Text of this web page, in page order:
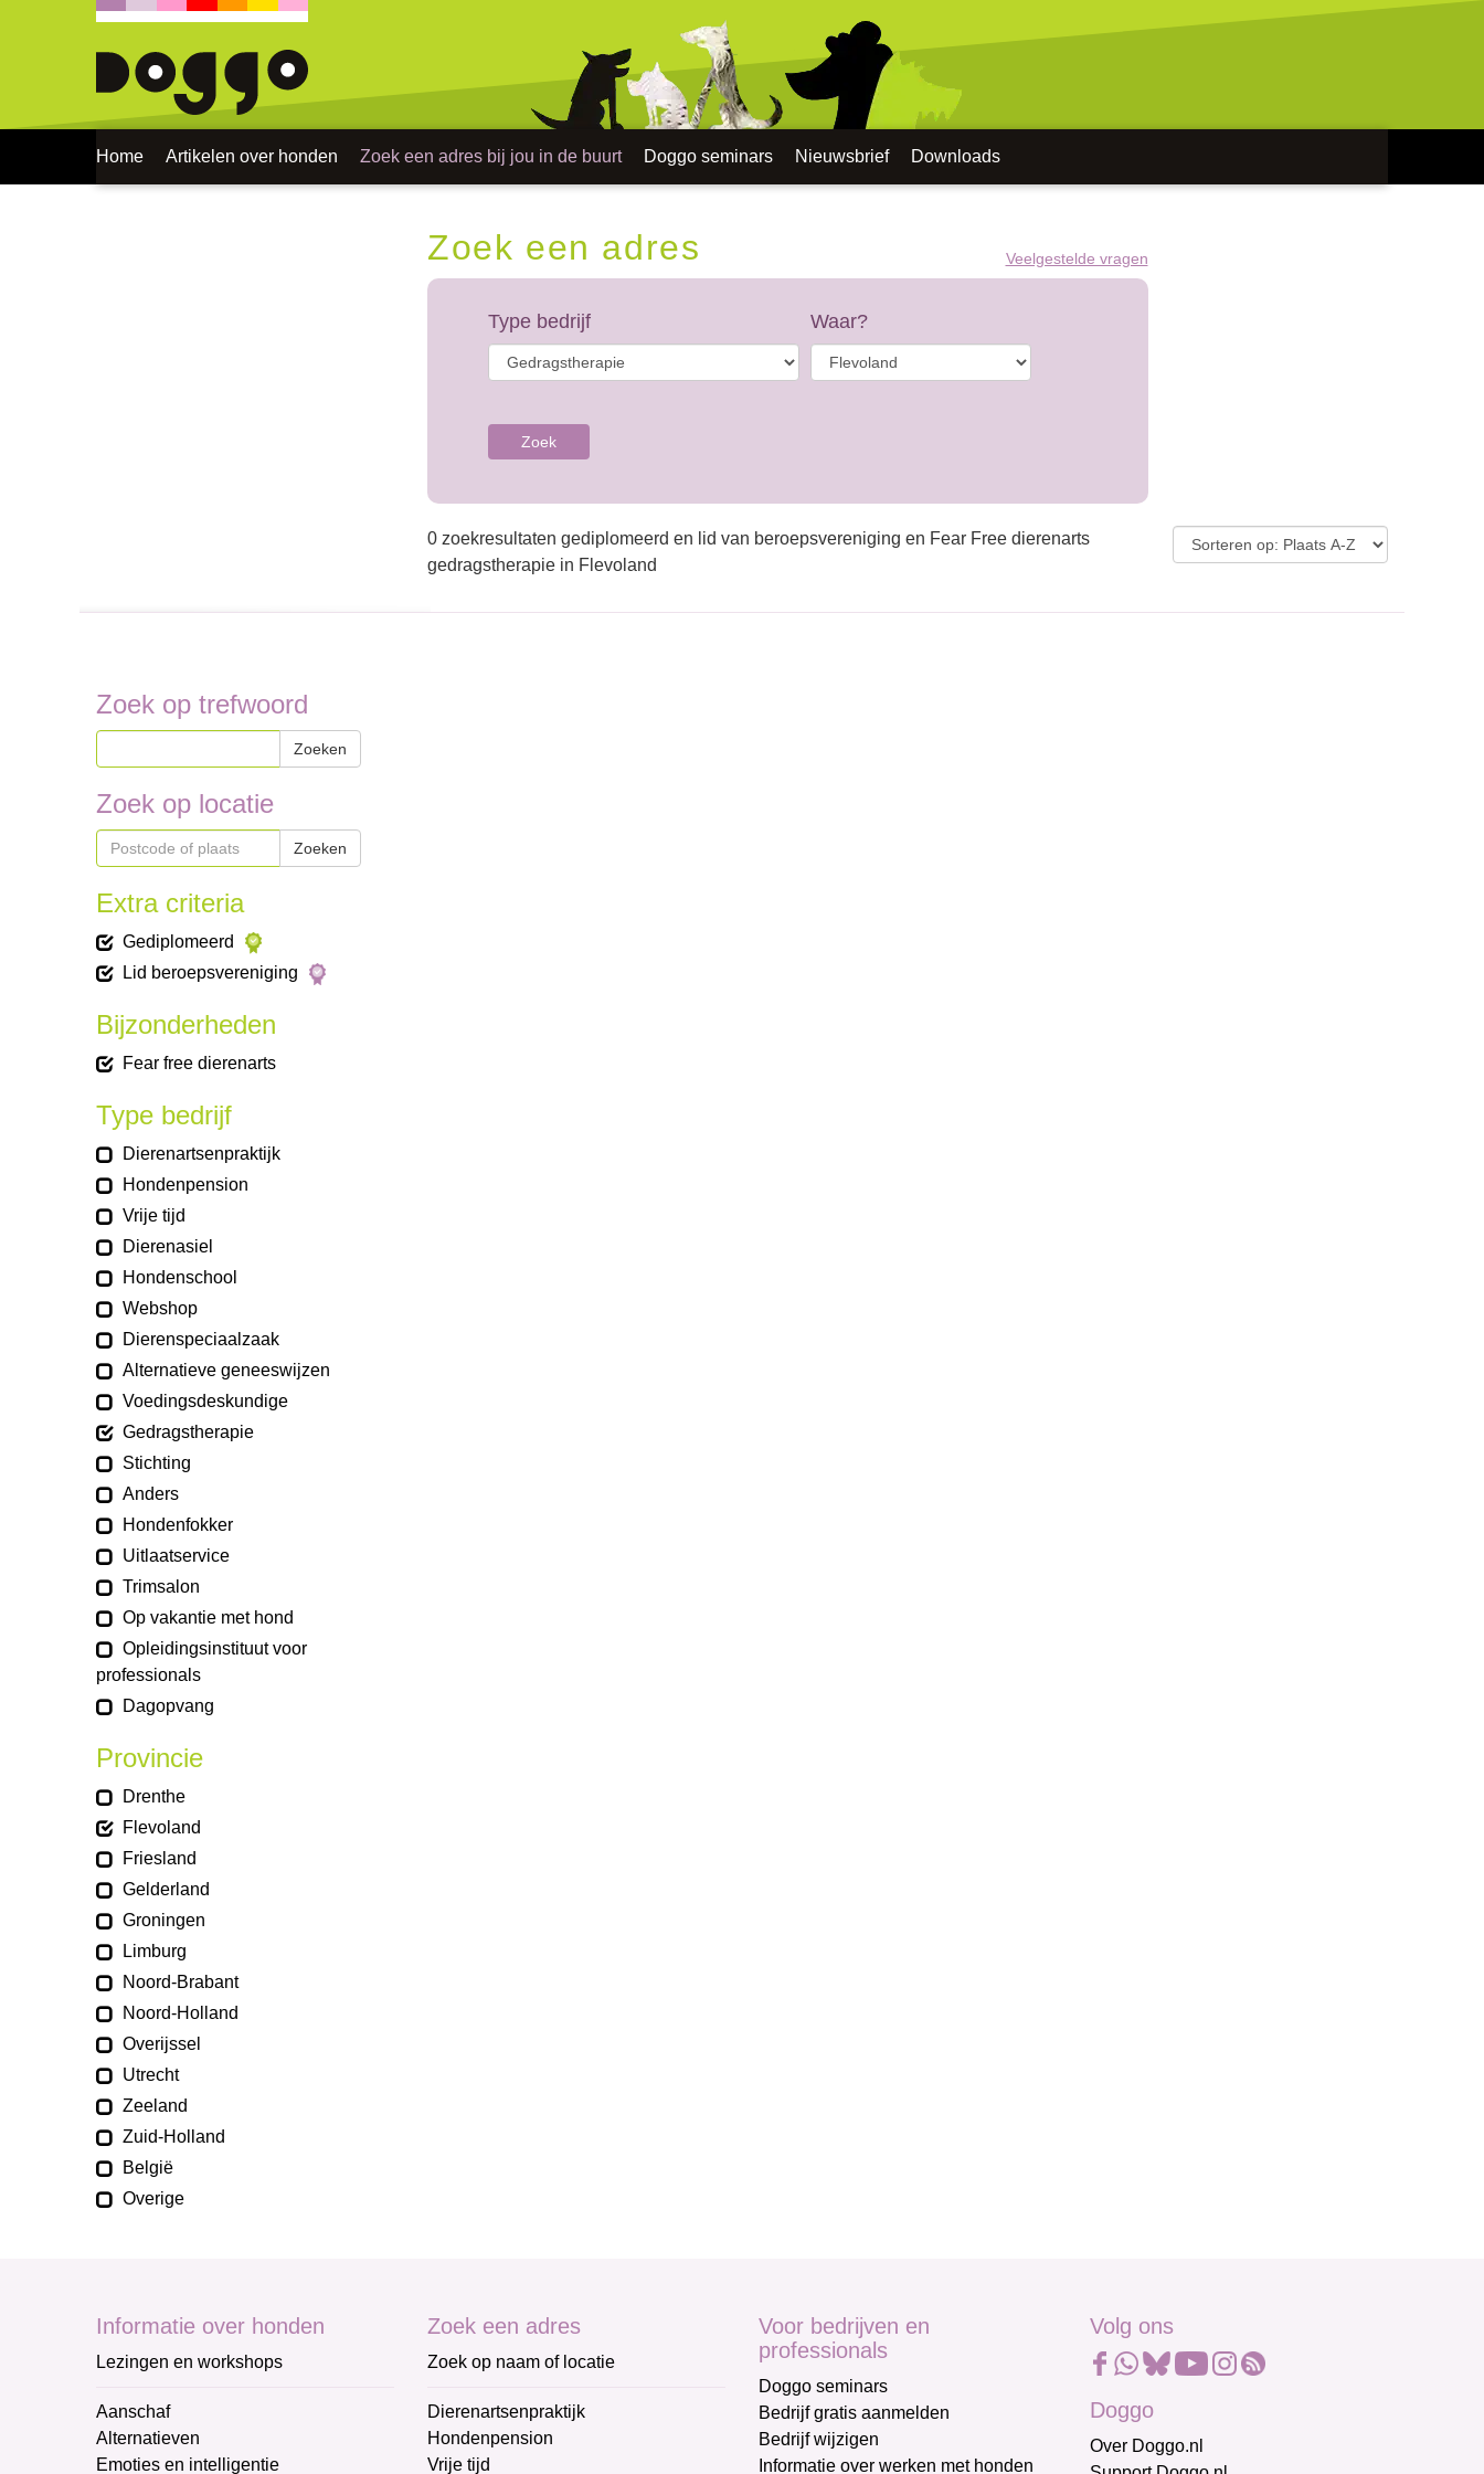
Home Artikelen over honden Zoek een adres bij jou in de buurt Doggo seminars Nieuwsbrief Downloads
Zoek een adres Veelgestelde vragen
Type bedrijf Waar?
Zoek
0 zoekresultaten gediplomeerd en lid van beroepsvereniging en Fear Free dierenarts
gedragstherapie in Flevoland
Zoek op trefwoord
Zoeken
Zoek op locatie
Zoeken
Extra criteria
Gediplomeerd
Lid beroepsvereniging
Bijzonderheden
Fear free dierenarts
Type bedrijf
Dierenartsenpraktijk
Hondenpension
Vrije tijd
Dierenasiel
Hondenschool
Webshop
Dierenspeciaalzaak
Alternatieve geneeswijzen
Voedingsdeskundige
Gedragstherapie
Stichting
Anders
Hondenfokker
Uitlaatservice
Trimsalon
Op vakantie met hond
Opleidingsinstituut voor
professionals
Dagopvang
Provincie
Drenthe
Flevoland
Friesland
Gelderland
Groningen
Limburg
Noord-Brabant
Noord-Holland
Overijssel
Utrecht
Zeeland
Zuid-Holland
België
Overige
Informatie over honden
Lezingen en workshops
Aanschaf
Alternatieven
Emoties en intelligentie
Zoek een adres
Zoek op naam of locatie
Dierenartsenpraktijk
Hondenpension
Vrije tijd
Voor bedrijven en
professionals
Doggo seminars
Bedrijf gratis aanmelden
Bedrijf wijzigen
Informatie over werken met honden
Volg ons
Doggo
Over Doggo.nl